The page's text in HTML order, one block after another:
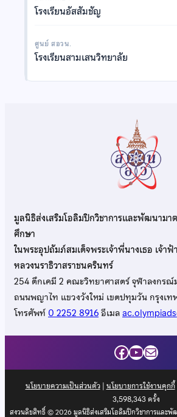
โรงเรียนอัสสัมชัญ
ศูนย์ สอวน.
โรงเรียนสามเสนวิทยาลัย
มูลนิธิส่งเสริมโอลิมปิกวิชาการและพัฒนามา
ศึกษา
ในพระอุปถัมภ์สมเด็จพระเจ้าพี่นางเธอ เจ้
หลวงนราธิวาสราชนครินทร์
254 ตึกเคมี 2 คณะวิทยาศาสตร์ จุฬาลงกรณ์
ถนนพญาไท แขวงวังใหม่ เขตปทุมวัน กรุงเ
โทรศัพท์0 2252 8916อีเมล
Facebook
YouTube
Mail
นโยบายความเป็นส่วนตัว| นโยบายการใช้งานคุกกี้
3,598,343ครั้ง
สงวนลิขสิทธิ์ © 2026 มูลนิธิส่งเสริมโอลิมปิกวิชาการและพั